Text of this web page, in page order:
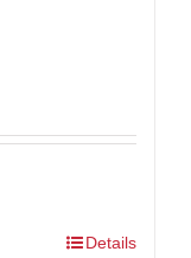
Details